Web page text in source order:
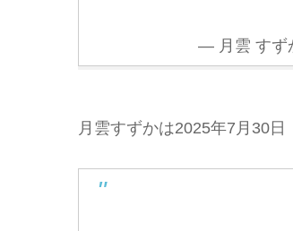
— 月雲 すず
月雲すずかは2025年7月30日